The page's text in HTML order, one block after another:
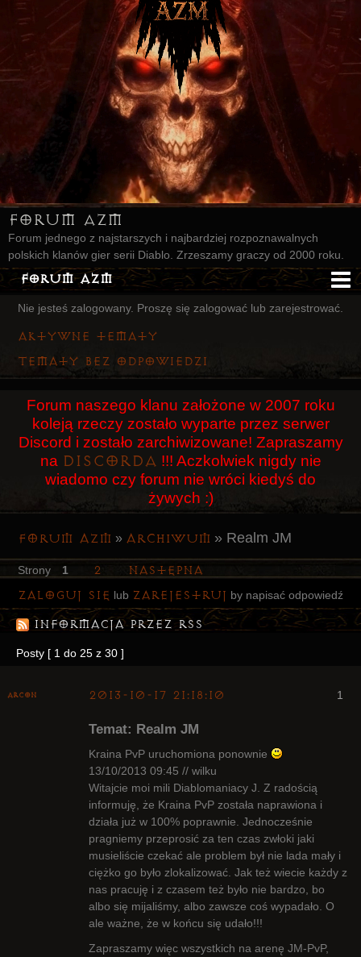
Forum AZM
Forum jednego z najstarszych i najbardziej rozpoznawalnych
polskich klanów gier serii Diablo. Zrzeszamy graczy od 2000 roku.
Forum AZM
Strona AZM
Główna
Użytkownicy
Szukaj
Rejestracja
Logowanie
Nie jesteś zalogowany. Proszę się zalogować lub zarejestrować.
Aktywne tematy
Tematy bez odpowiedzi
Forum naszego klanu założone w 2007 roku
koleją rzeczy zostało wyparte przez serwer
Discord i zostało zarchiwizowane! Zapraszamy
na Discorda !!! Aczkolwiek nigdy nie
wiadomo czy forum nie wróci kiedyś do
żywych :)
Forum AZM » Archiwum » Realm JM
Strony 1 2
Następna
Zaloguj się lub zarejestruj by napisać odpowiedź
Informacja przez RSS
Posty [ 1 do 25 z 30 ]
1
Arcon 2013-10-17 21:18:10
Temat: Realm JM
Kraina PvP uruchomiona ponownie
13/10/2013 09:45 // wilku
Witajcie moi mili Diablomaniacy J. Z radością
informuję, że Kraina PvP została naprawiona i
działa już w 100% poprawnie. Jednocześnie
pragniemy przeprosić za ten czas zwłoki jaki
musieliście czekać ale problem był nie lada mały i
ciężko go było zlokalizować. Jak też wiecie każdy z
nas pracuję i z czasem też było nie bardzo, bo
albo się mijaliśmy, albo zawsze coś wypadało. O
ale ważne, że w końcu się udało!!!
Zapraszamy więc wszystkich na arenę JM-PvP,